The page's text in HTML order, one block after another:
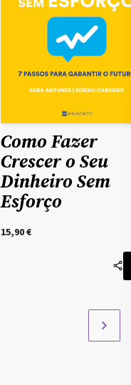
Como Fazer
Crescer o Seu
Dinheiro Sem
Esforço
15,90€